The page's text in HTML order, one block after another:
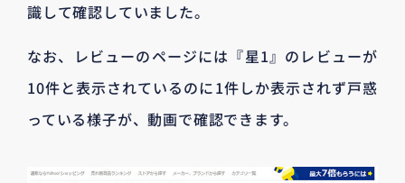
識して確認していました。
なお、レビューのページには『星1』のレビューが
10件と表示されているのに1件しか表示されず戸惑
っている様子が、動画で確認できます。